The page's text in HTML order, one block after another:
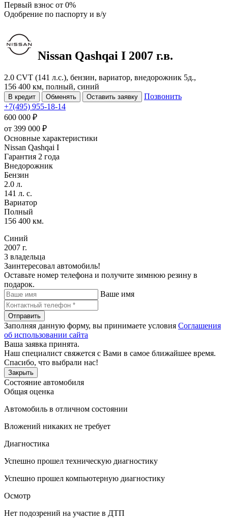
Первый взнос от 0%
Одобрение по паспорту и в/у
Nissan Qashqai I 2007 г.в.
2.0 CVT (141 л.с.), бензин, вариатор, внедорожник 5д.,
156 400 км, полный, синий
В кредит Обменять Оставить заявку
Позвонить
+7(495) 955-18-14
600 000 ₽
от 399 000 ₽
Основные характеристики
Nissan Qashqai I
Гарантия 2 года
Внедорожник
Бензин
2.0 л.
141 л. с.
Вариатор
Полный
156 400 км.
Синий
2007 г.
3 владельца
Заинтересовал автомобиль!
Оставьте номер телефона и получите зимнюю резину в
подарок.
Ваше имя
Отправить
Заполняя данную форму, вы принимаете условия Соглашения
об использовании сайта
Ваша заявка принята.
Наш специалист свяжется с Вами в самое ближайшее время.
Спасибо, что выбрали нас!
Закрыть
Состояние автомобиля
Общая оценка
Автомобиль в отличном состоянии
Вложений никаких не требует
Диагностика
Успешно прошел техническую диагностику
Успешно прошел компьютерную диагностику
Осмотр
Нет подозрений на участие в ДТП